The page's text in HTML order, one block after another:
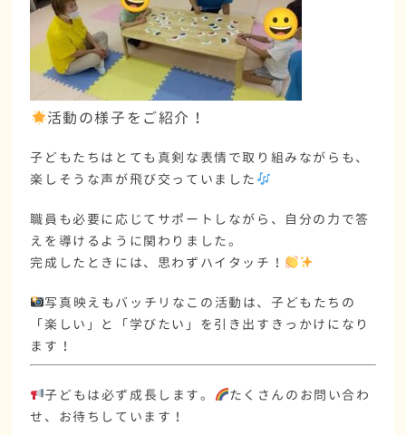
活動の様子をご紹介！
子どもたちはとても真剣な表情で取り組みながらも、
楽しそうな声が飛び交っていました
職員も必要に応じてサポート しながら、自分の力で答
えを導けるように関わりました。
完成したときには、 思わずハイタッチ！
写真映えもバッチリなこの活動は、 子どもたちの
「楽しい」と「学びたい」を引き出すきっかけ になり
ます！
子どもは必ず成長します。
たくさんのお問い合わ
せ、お待ちしています！